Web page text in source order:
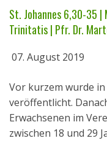
Über uns
Geistliches
Termine
Aktuelles
St. Johannes 6,30-35
Trinitatis | Pfr. Dr.
07. August 2019
Vor kurzem wurde
veröffentlicht.
Erwachsenen im
zwischen 18 und 29